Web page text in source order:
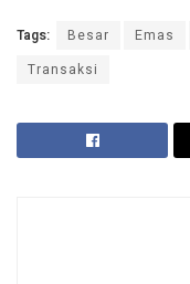
Tags: Besar Emas
Transaksi